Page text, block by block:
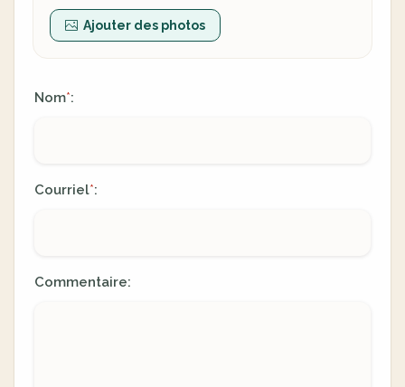
Ajouter des photos
Nom*:
Courriel*:
Commentaire: